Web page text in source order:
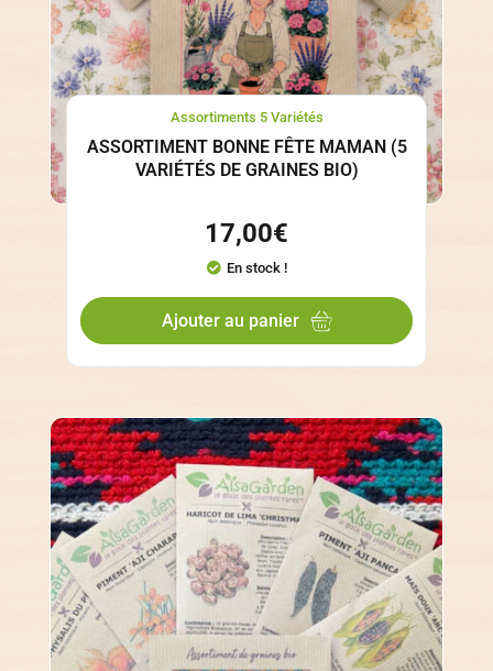
Assortiments 5 Variétés
ASSORTIMENT BONNE FÊTE MAMAN (5
VARIÉTÉS DE GRAINES BIO)
17,00€
En stock !
Ajouter au panier